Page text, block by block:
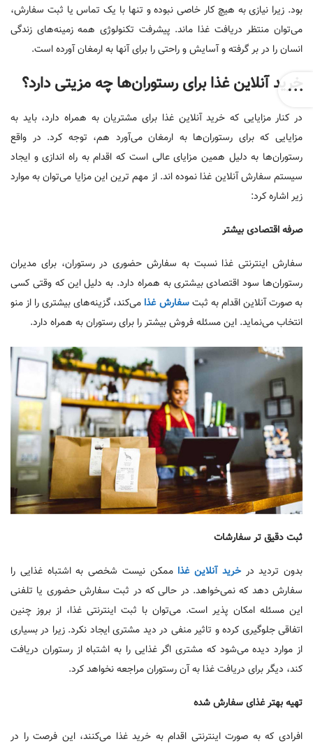
بود. زیرا نیازی به هیچ کار خاصی نبوده و تنها با یک تماس یا ثبت سفارش،
می‌توان منتظر دریافت غذا ماند. پیشرفت تکنولوژی همه زمینه‌های زندگی
انسان را در بر گرفته و آسایش و راحتی را برای آنها به ارمغان آورده است.
خرید آنلاین غذا برای رستوران‌ها چه مزیتی دارد؟
در کنار مزایایی که خرید آنلاین غذا برای مشتریان به همراه دارد، باید به
مزایایی که برای رستوران‌ها به ارمغان می‌آورد هم، توجه کرد. در واقع
رستوران‌ها به دلیل همین مزایای عالی است که اقدام به راه اندازی و ایجاد
سیستم سفارش آنلاین غذا نموده اند. از مهم ترین این مزایا می‌توان به موارد
زیر اشاره کرد:
صرفه اقتصادی بیشتر
سفارش اینترنتی غذا نسبت به سفارش حضوری در رستوران، برای مدیران
رستوران‌ها سود اقتصادی بیشتری به همراه دارد. به دلیل این که وقتی کسی
به صورت آنلاین اقدام به ثبتسفارش غذا می‌کند، گزینه‌های بیشتری را از منو
انتخاب می‌نماید. این مسئله فروش بیشتر را برای رستوران به همراه دارد.
ثبت دقیق تر سفارشات
بدون تردید درخرید آنلاین غذاممکن نیست شخصی به اشتباه غذایی را
سفارش دهد که نمی‌خواهد. در حالی که در ثبت سفارش حضوری یا تلفنی
این مسئله امکان پذیر است. می‌توان با ثبت اینترنتی غذا، از بروز چنین
اتفاقی جلوگیری کرده و تاثیر منفی در دید مشتری ایجاد نکرد. زیرا در بسیاری
از موارد دیده می‌شود که مشتری اگر غذایی را به اشتباه از رستوران دریافت
کند، دیگر برای دریافت غذا به آن رستوران مراجعه نخواهد کرد.
تهیه بهتر غذای سفارش شده
افرادی که به صورت اینترنتی اقدام به خرید غذا می‌کنند، این فرصت را در